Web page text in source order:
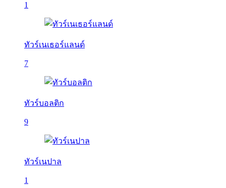
1
ทัวร์เนเธอร์แลนด์
7
ทัวร์บอลติก
9
ทัวร์เนปาล
1